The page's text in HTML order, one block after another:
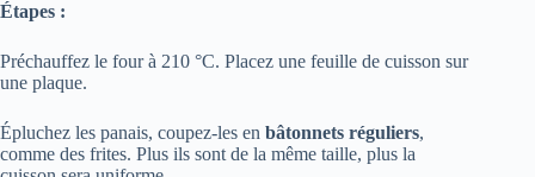
Étapes :
Préchauffez le four à 210 °C. Placez une feuille de cuisson sur
une plaque.
Épluchez les panais, coupez-les en bâtonnets réguliers,
comme des frites. Plus ils sont de la même taille, plus la